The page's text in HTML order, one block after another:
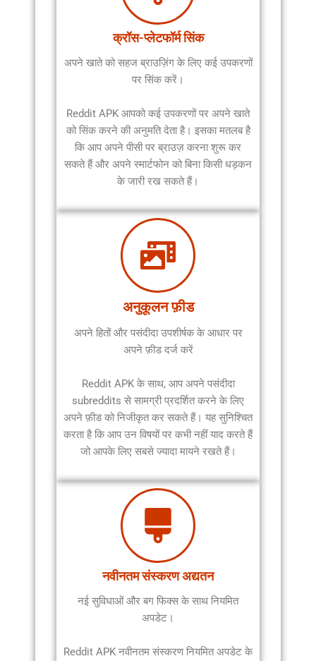
क्रॉस-प्लेटफॉर्म सिंक
अपने खाते को सहज ब्राउज़िंग के लिए कई उपकरणों
पर सिंक करें।
Reddit APK आपको कई उपकरणों पर अपने खाते
को सिंक करने की अनुमति देता है। इसका मतलब है
कि आप अपने पीसी पर ब्राउज़ करना शुरू कर
सकते हैं और अपने स्मार्टफोन को बिना किसी धड़कन
के जारी रख सकते हैं।
अनुकूलन फ़ीड
अपने हितों और पसंदीदा उपशीर्षक के आधार पर
अपने फ़ीड दर्ज करें
Reddit APK के साथ, आप अपने पसंदीदा
subreddits से सामग्री प्रदर्शित करने के लिए
अपने फ़ीड को निजीकृत कर सकते हैं। यह सुनिश्चित
करता है कि आप उन विषयों पर कभी नहीं याद करते हैं
जो आपके लिए सबसे ज्यादा मायने रखते हैं।
नवीनतम संस्करण अद्यतन
नई सुविधाओं और बग फिक्स के साथ नियमित
अपडेट।
Reddit APK नवीनतम संस्करण नियमित अपडेट के